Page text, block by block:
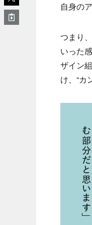
自身の
つまり
いった
ザイン
け、“カ